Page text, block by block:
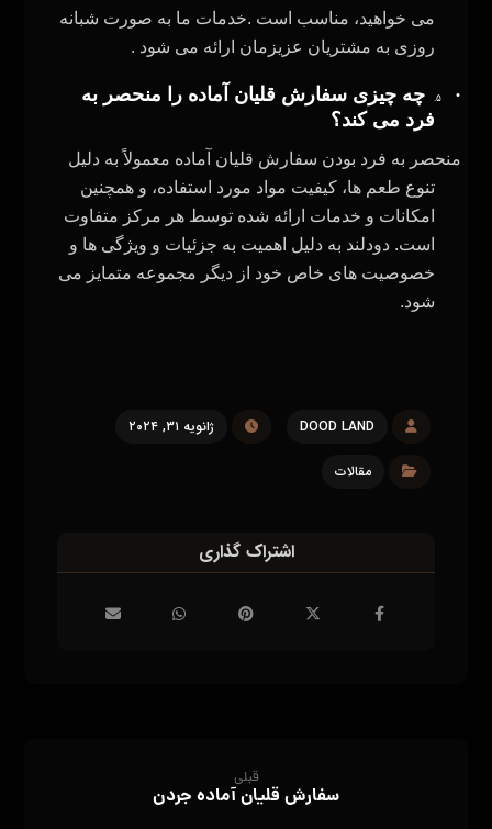
می‌ خواهید، مناسب است .خدمات ما به صورت شبانه
روزی به مشتریان عزیزمان ارائه می شود .
· ۵.
چه چیزی سفارش قلیان آماده را منحصر به
فرد می‌ کند؟
منحصر به فرد بودن سفارش قلیان آماده معمولاً به دلیل
تنوع طعم‌ ها، کیفیت مواد مورد استفاده، و همچنین
امکانات و خدمات ارائه شده توسط هر مرکز متفاوت
است. دودلند به دلیل اهمیت به جزئیات و ویژگی‌ ها و
خصوصیت‌ های خاص خود از دیگر مجموعه متمایز می‌
شود.
DOOD LAND ژانویه ۳۱, ۲۰۲۴
مقالات
قبلی
سفارش قلیان آماده جردن